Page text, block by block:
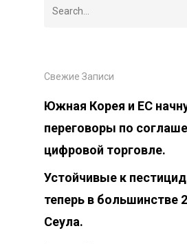
Свежие Записи
Южная Корея и ЕС
переговоры по
цифровой торговле.
Устойчивые к
теперь в большинстве
Сеула.